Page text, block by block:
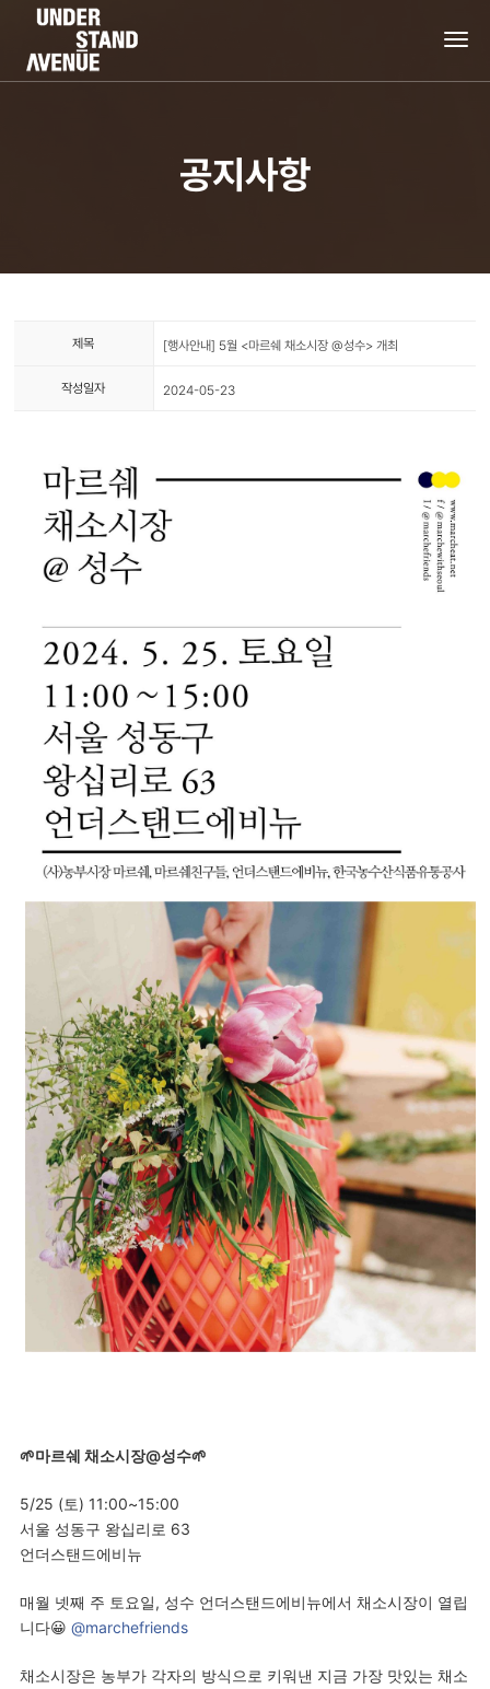
공지사항
제목 [행사안내] 5월 <마르쉐 채소시장 @성수> 개최
작성일자 2024-05-23
🌱마르쉐 채소시장@성수🌱
5/25 (토) 11:00~15:00
서울 성동구 왕십리로 63
언더스탠드에비뉴
매월 넷째 주 토요일, 성수 언더스탠드에비뉴에서 채소시장이 열립
니다😀 @marchefriends
채소시장은 농부가 각자의 방식으로 키워낸 지금 가장 맛있는 채소